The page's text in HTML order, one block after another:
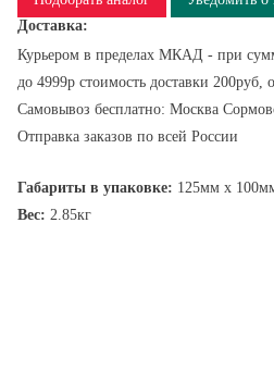
Доставка:
Курьером в пределах МКАД - при
до 4999р стоимость доставки 200руб,
Самовывоз бесплатно: Москва
Отправка заказов по всей России
Габариты в упаковке: 125мм x
Вес: 2.85кг